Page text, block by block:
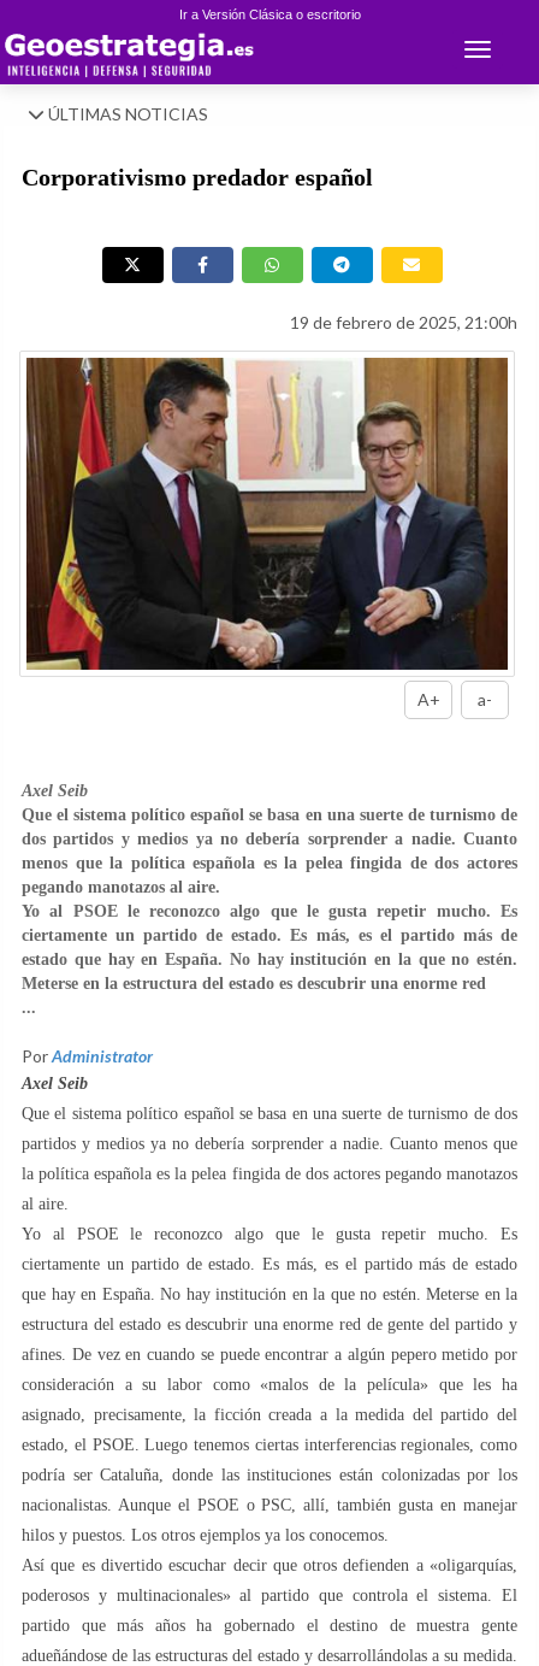
Ir a Versión Clásica o escritorio
Toggle
ÚLTIMAS NOTICIAS
Corporativismo predador español
19 de febrero de 2025, 21:00h
A+ a-
Axel Seib
Que el sistema político español se basa en una suerte de turnismo de
dos partidos y medios ya no debería sorprender a nadie. Cuanto
menos que la política española es la pelea fingida de dos actores
pegando manotazos al aire.
Yo al PSOE le reconozco algo que le gusta repetir mucho. Es
ciertamente un partido de estado. Es más, es el partido más de
estado que hay en España. No hay institución en la que no estén.
Meterse en la estructura del estado es descubrir una enorme red
...
PorAdministrator
Axel Seib
Que el sistema político español se basa en una suerte de turnismo de dos
partidos y medios ya no debería sorprender a nadie. Cuanto menos que
la política española es la pelea fingida de dos actores pegando manotazos
al aire.
Yo al PSOE le reconozco algo que le gusta repetir mucho. Es
ciertamente un partido de estado. Es más, es el partido más de estado
que hay en España. No hay institución en la que no estén. Meterse en la
estructura del estado es descubrir una enorme red de gente del partido y
afines. De vez en cuando se puede encontrar a algún pepero metido por
consideración a su labor como «malos de la película» que les ha
asignado, precisamente, la ficción creada a la medida del partido del
estado, el PSOE. Luego tenemos ciertas interferencias regionales, como
podría ser Cataluña, donde las instituciones están colonizadas por los
nacionalistas. Aunque el PSOE o PSC, allí, también gusta en manejar
hilos y puestos. Los otros ejemplos ya los conocemos.
Así que es divertido escuchar decir que otros defienden a «oligarquías,
poderosos y multinacionales» al partido que controla el sistema. El
partido que más años ha gobernado el destino de muestra gente
adueñándose de las estructuras del estado y desarrollándolas a su medida.